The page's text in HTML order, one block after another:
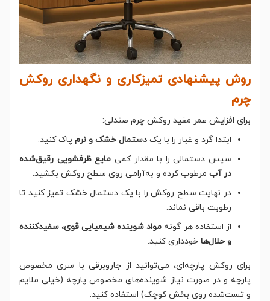
روش پیشنهادی تمیزکاری و نگهداری روکش
چرم
برای افزایش عمر مفید روکش چرم صندلی:
ابتدا گرد و غبار را با یک دستمال خشک و نرم پاک کنید.
سپس دستمالی را با مقدار کمی مایع ظرفشویی رقیق‌شده
در آب مرطوب کرده و به‌آرامی روی سطح روکش بکشید.
در نهایت سطح روکش را با یک دستمال خشک تمیز کنید تا
رطوبت باقی نماند.
از استفاده هر گونه مواد شوینده شیمیایی قوی، سفیدکننده
و حلال‌ها خودداری کنید.
برای روکش پارچه‌ای، می‌توانید از جاروبرقی با سری مخصوص
پارچه و در صورت نیاز شوینده‌های مخصوص پارچه (خیلی ملایم
و تست‌شده روی بخش کوچک) استفاده کنید.